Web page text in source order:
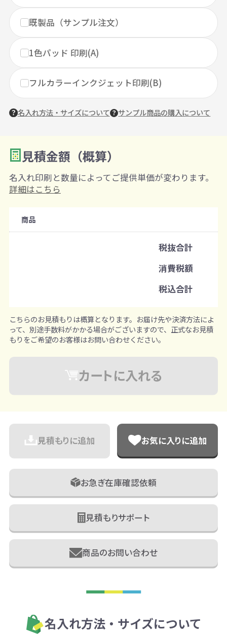
既製品（サンプル注文）
1色パッド 印刷(A)
フルカラーインクジェット印刷(B)
名入れ方法・サイズについて サンプル商品の購入について
2 数量を入力
購入条件
既製品：36個から
名入れあり：108個から
※既製品サンプルは各色3個まで
見積金額（概算）
名入れ印刷と数量によってご提供単価が変わります。
詳細はこちら
商品
税抜合計
消費税額
税込合計
こちらのお見積もりは概算となります。お届け先や決済方法によ
って、別途手数料がかかる場合がございますので、正式なお見積
もりをご希望のお客様はお問い合わせください。
カートに入れる
見積もりに追加 お気に入りに追加
お急ぎ在庫確認依頼
見積もりサポート
商品のお問い合わせ
名入れ方法・サイズについて